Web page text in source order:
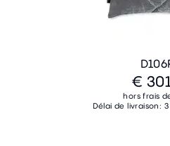
€
hors frais
Délai de livraison: